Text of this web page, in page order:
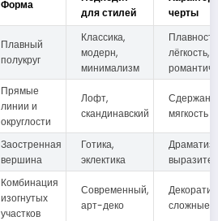
Форма
для стилей
черты
Плавный
полукруг
Классика,
модерн,
минимализм
лёгкость,
Прямые
линии и
округлости
Лофт,
скандинавский
мягкость
Заостренная
вершина
Готика,
эклектика
Комбинация
изогнутых
участков
Современный,
арт-деко
сложные